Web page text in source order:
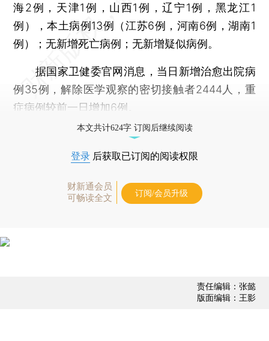
海2例，天津1例，山西1例，辽宁1例，黑龙江1
例），本土病例13例（江苏6例，河南6例，湖南1
例）；无新增死亡病例；无新增疑似病例。
据国家卫健委官网消息，当日新增治愈出院病
例35例，解除医学观察的密切接触者2444人，重
症病例较前一日增加6例。
本文共计624字 订阅后继续阅读
登录 后获取已订阅的阅读权限
财新通会员
可畅读全文
订阅/会员升级
责任编辑：张懿
版面编辑：王影